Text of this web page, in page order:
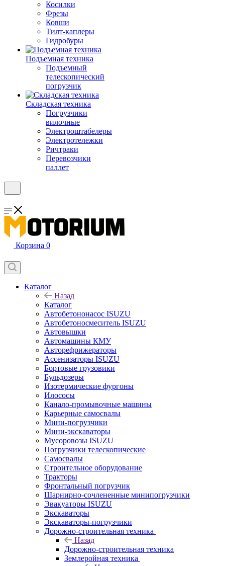
Косилки
Фрезы
Ковши
Тилт-каплеры
Гидробуры
Подъемная техника
Подъемный
телескопический
погрузчик
Складская техника
Погрузчики
вилочные
Электроштабелеры
Электротележки
Ричтраки
Перевозчики
паллет
Корзина 0
Каталог
Назад
Каталог
Автобетононасос ISUZU
Автобетоносмеситель ISUZU
Автовышки
Автомашины КМУ
Авторефрижераторы
Ассенизаторы ISUZU
Бортовые грузовики
Бульдозеры
Изотермические фургоны
Илососы
Канало-промывочные машины
Карьерные самосвалы
Мини-погрузчики
Мини-экскаваторы
Мусоровозы ISUZU
Погрузчики телескопические
Самосвалы
Строительное оборудование
Тракторы
Фронтальный погрузчик
Шарнирно-сочлененные минипогрузчики
Эвакуаторы ISUZU
Экскаваторы
Экскаваторы-погрузчики
Дорожно-строительная техника
Назад
Дорожно-строительная техника
Землеройная техника